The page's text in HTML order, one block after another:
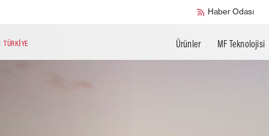
Haber Odası
TÜRKIYE Ürünler MF Teknolojisi